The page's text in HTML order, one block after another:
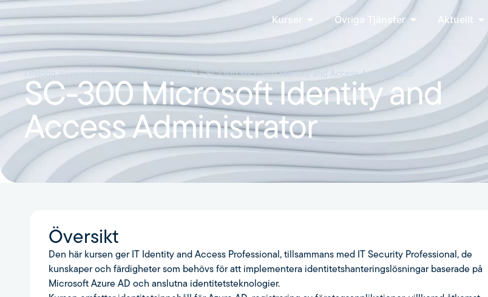
Kurser Övriga Tjänster Aktuellt
Lifelong learning for working professionals SC-300 Microsoft Identity and Access Administrator
SC-300 Microsoft Identity and
Access Administrator
Översikt
Den här kursen ger IT Identity and Access Professional, tillsammans med IT Security Professional, de
kunskaper och färdigheter som behövs för att implementera identitetshanteringslösningar baserade på
Microsoft Azure AD och anslutna identitetsteknologier.